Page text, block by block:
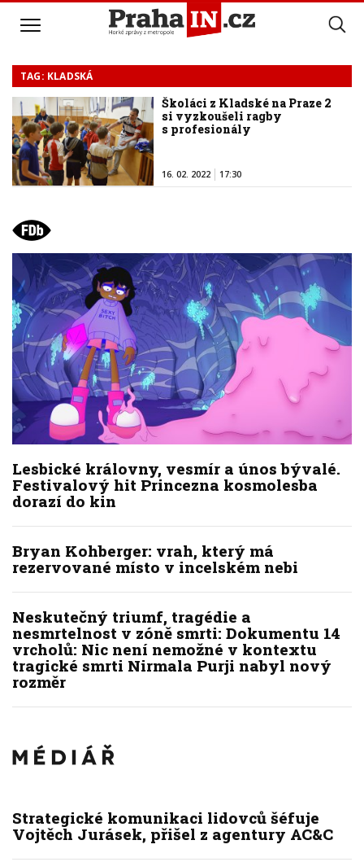
TAG: KLADSKÁ
Školáci z Kladské na Praze 2
si vyzkoušeli ragby
s profesionály
16. 02. 2022 17:30
Lesbické královny, vesmír a únos bývalé.
Festivalový hit Princezna kosmolesba
dorazí do kin
Bryan Kohberger: vrah, který má
rezervované místo v incelském nebi
Neskutečný triumf, tragédie a
nesmrtelnost v zóně smrti: Dokumentu 14
vrcholů: Nic není nemožné v kontextu
tragické smrti Nirmala Purji nabyl nový
rozměr
Strategické komunikaci lidovců šéfuje
Vojtěch Jurásek, přišel z agentury AC&C